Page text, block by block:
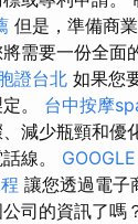
但是，準備商
需要一份全面
證台北 如果您
。 台中按摩
減少瓶頸和優
線。
讓您透過電子
司的資訊了嗎